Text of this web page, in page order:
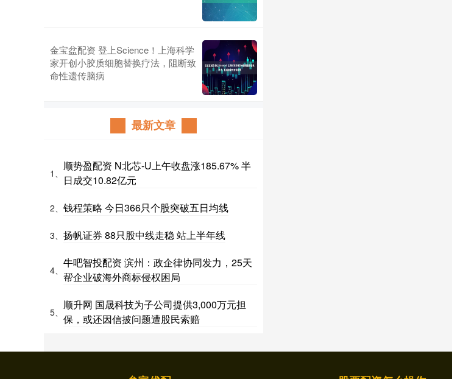
金宝盆配资 登上Science！上海科学
家开创小胶质细胞替换疗法，阻断致
命性遗传脑病
最新文章
1、
顺势盈配资 N北芯-U上午收盘涨185.67% 半
日成交10.82亿元
2、 钱程策略 今日366只个股突破五日均线
3、 扬帆证券 88只股中线走稳 站上半年线
4、
牛吧智投配资 滨州：政企律协同发力，25天
帮企业破海外商标侵权困局
5、
顺升网 国晟科技为子公司提供3,000万元担
保，或还因信披问题遭股民索赔